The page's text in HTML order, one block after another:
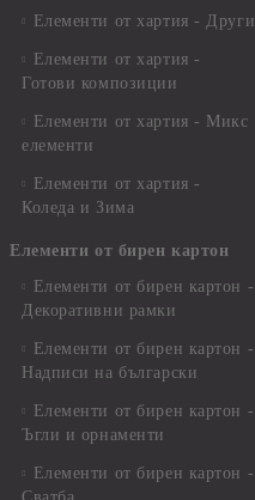
Елементи от хартия - Други
Елементи от хартия -
Готови композиции
Елементи от хартия - Микс
елементи
Елементи от хартия -
Коледа и Зима
Елементи от бирен картон
Елементи от бирен картон -
Декоративни рамки
Елементи от бирен картон -
Надписи на български
Елементи от бирен картон -
Ъгли и орнаменти
Елементи от бирен картон -